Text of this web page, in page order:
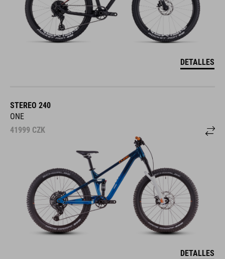
DETALLES
STEREO 240
ONE
41999 CZK
DETALLES